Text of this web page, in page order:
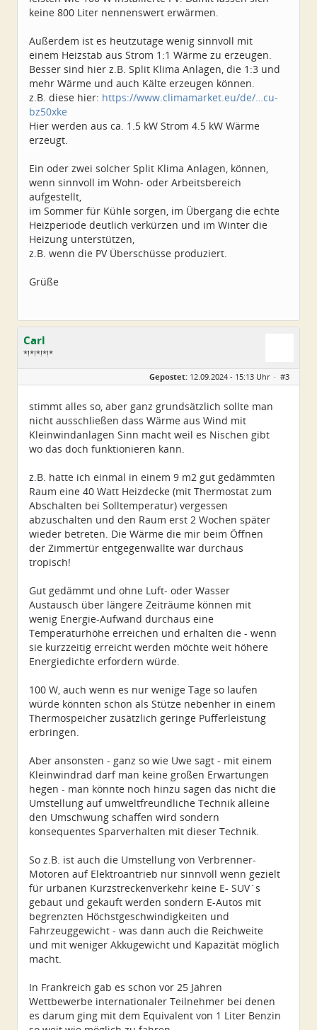
keine 800 Liter nennenswert erwärmen.
Außerdem ist es heutzutage wenig sinnvoll mit
einem Heizstab aus Strom 1:1 Wärme zu erzeugen.
Besser sind hier z.B. Split Klima Anlagen, die 1:3 und
mehr Wärme und auch Kälte erzeugen können.
z.B. diese hier: https://www.climamarket.eu/de/…cu-
bz50xke
Hier werden aus ca. 1.5 kW Strom 4.5 kW Wärme
erzeugt.
Ein oder zwei solcher Split Klima Anlagen, können,
wenn sinnvoll im Wohn- oder Arbeitsbereich
aufgestellt,
im Sommer für Kühle sorgen, im Übergang die echte
Heizperiode deutlich verkürzen und im Winter die
Heizung unterstützen,
z.B. wenn die PV Überschüsse produziert.
Grüße
Carl
*!*!*!*!*
Geschlecht:
Beiträge:
5224
Gepostet: 12.09.2024 - 15:13 Uhr · #3
stimmt alles so, aber ganz grundsätzlich sollte man
nicht ausschließen dass Wärme aus Wind mit
Kleinwindanlagen Sinn macht weil es Nischen gibt
wo das doch funktionieren kann.
z.B. hatte ich einmal in einem 9 m2 gut gedämmten
Raum eine 40 Watt Heizdecke (mit Thermostat zum
Abschalten bei Solltemperatur) vergessen
abzuschalten und den Raum erst 2 Wochen später
wieder betreten. Die Wärme die mir beim Öffnen
der Zimmertür entgegenwallte war durchaus
tropisch!
Gut gedämmt und ohne Luft- oder Wasser
Austausch über längere Zeiträume können mit
wenig Energie-Aufwand durchaus eine
Temperaturhöhe erreichen und erhalten die - wenn
sie kurzzeitig erreicht werden möchte weit höhere
Energiedichte erfordern würde.
100 W, auch wenn es nur wenige Tage so laufen
würde könnten schon als Stütze nebenher in einem
Thermospeicher zusätzlich geringe Pufferleistung
erbringen.
Aber ansonsten - ganz so wie Uwe sagt - mit einem
Kleinwindrad darf man keine großen Erwartungen
hegen - man könnte noch hinzu sagen das nicht die
Umstellung auf umweltfreundliche Technik alleine
den Umschwung schaffen wird sondern
konsequentes Sparverhalten mit dieser Technik.
So z.B. ist auch die Umstellung von Verbrenner-
Motoren auf Elektroantrieb nur sinnvoll wenn gezielt
für urbanen Kurzstreckenverkehr keine E- SUV`s
gebaut und gekauft werden sondern E-Autos mit
begrenzten Höchstgeschwindigkeiten und
Fahrzeuggewicht - was dann auch die Reichweite
und mit weniger Akkugewicht und Kapazität möglich
macht.
In Frankreich gab es schon vor 25 Jahren
Wettbewerbe internationaler Teilnehmer bei denen
es darum ging mit dem Equivalent von 1 Liter Benzin